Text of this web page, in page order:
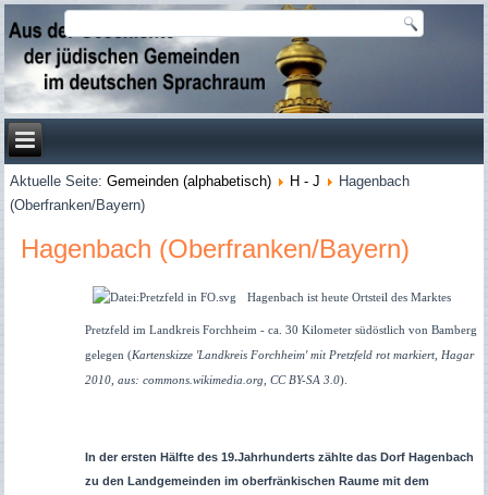
Aktuelle Seite:Gemeinden (alphabetisch) H - J
Hagenbach
(Oberfranken/Bayern)
Hagenbach (Oberfranken/Bayern)
Hagenbach ist heute Ortsteil des Marktes
Pretzfeld im Landkreis Forchheim - ca. 30 Kilometer südöstlich von Bamberg
gelegen (Kartenskizze 'Landkreis Forchheim' mit Pretzfeld rot markiert, Hagar
2010, aus: commons.wikimedia.org, CC BY-SA 3.0).
In der ersten Hälfte des 19.Jahrhunderts zählte das Dorf Hagenbach
zu den Landgemeinden im oberfränkischen Raume mit dem